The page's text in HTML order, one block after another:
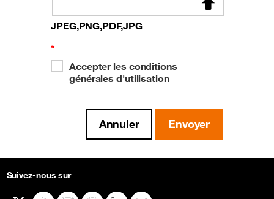
JPEG,PNG,PDF,JPG
*
Accepter les conditions
générales d'utilisation
Suivez-nous sur